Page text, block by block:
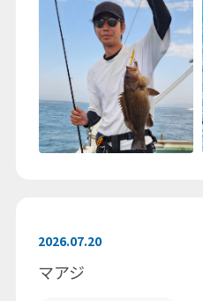
2026.07.20
マアジ